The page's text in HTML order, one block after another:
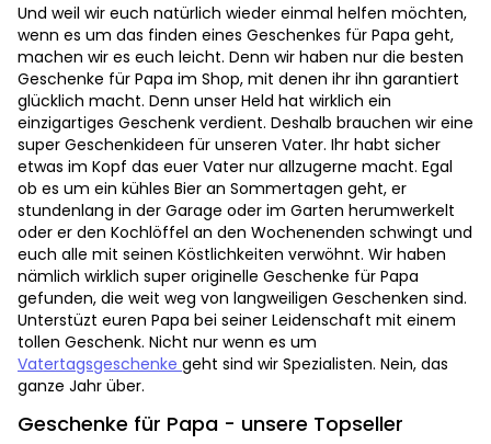
Und weil wir euch natürlich wieder einmal helfen möchten,
wenn es um das finden eines Geschenkes für Papa geht,
machen wir es euch leicht. Denn wir haben nur die besten
Geschenke für Papa im Shop, mit denen ihr ihn garantiert
glücklich macht. Denn unser Held hat wirklich ein
einzigartiges Geschenk verdient. Deshalb brauchen wir eine
super Geschenkideen für unseren Vater. Ihr habt sicher
etwas im Kopf das euer Vater nur allzugerne macht. Egal
ob es um ein kühles Bier an Sommertagen geht, er
stundenlang in der Garage oder im Garten herumwerkelt
oder er den Kochlöffel an den Wochenenden schwingt und
euch alle mit seinen Köstlichkeiten verwöhnt. Wir haben
nämlich wirklich super originelle Geschenke für Papa
gefunden, die weit weg von langweiligen Geschenken sind.
Unterstüzt euren Papa bei seiner Leidenschaft mit einem
tollen Geschenk. Nicht nur wenn es um
Vatertagsgeschenke geht sind wir Spezialisten. Nein, das
ganze Jahr über.
Geschenke für Papa - unsere Topseller